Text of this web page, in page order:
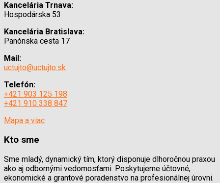
Kancelária Trnava:
Hospodárska 53
Kancelária Bratislava:
Panónska cesta 17
Mail:
uctujto@uctujto.sk
Telefón:
+421 903 125 198
+421 910 338 847
Mapa a viac
Kto sme
Sme mladý, dynamický tím, ktorý disponuje dlhoročnou praxou
ako aj odbornými vedomosťami. Poskytujeme účtovné,
ekonomické a grantové poradenstvo na profesionálnej úrovni.